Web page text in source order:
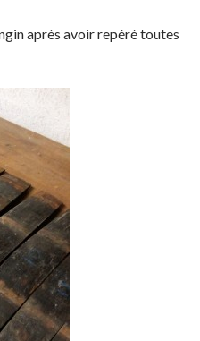
après avoir repéré toutes